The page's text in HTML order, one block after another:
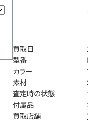
買取日
型番
カラー
素材
査定時の状態
付属品
買取店舗